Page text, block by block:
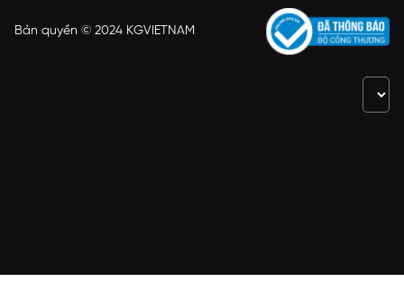
Bản quyền © 2024 KGVIETNAM